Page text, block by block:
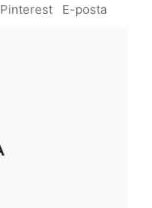
Pinterest E-posta